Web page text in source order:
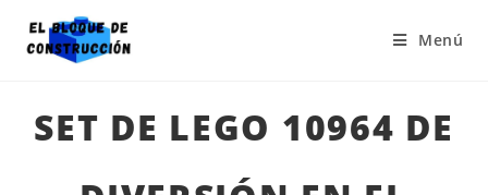
Menú
SET DE LEGO 10964 DE